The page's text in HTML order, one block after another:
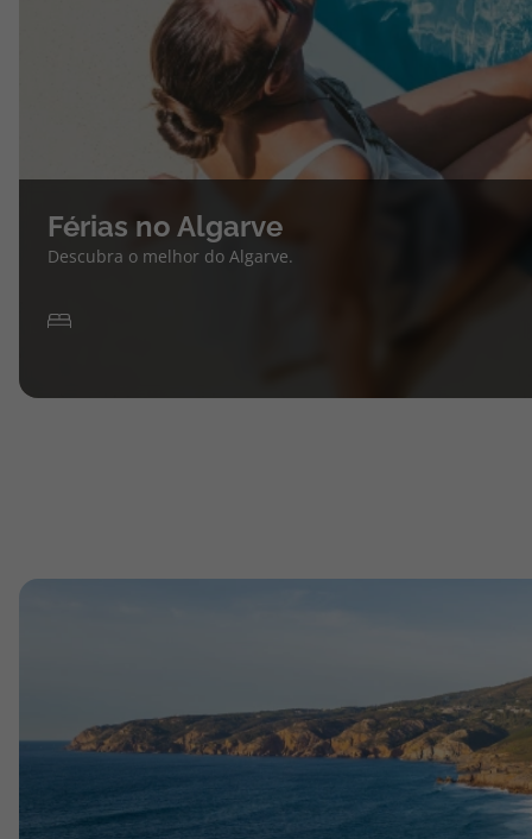
Férias no Algarve
Descubra o melhor do Algarve.